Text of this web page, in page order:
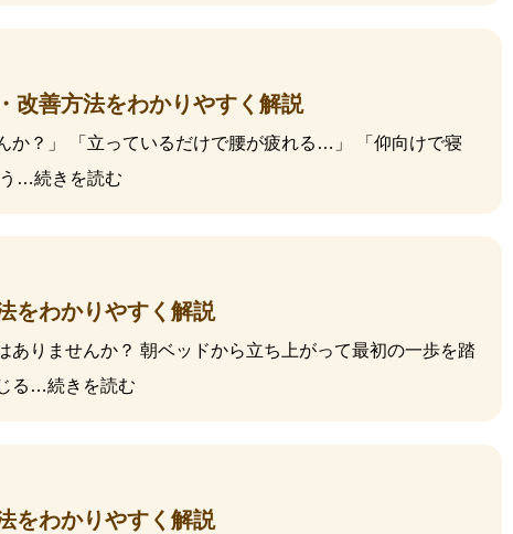
改善方法をわかりやすく解説
か？」 「立っているだけで腰が疲れる…」 「仰向けで寝
…続きを読む
をわかりやすく解説
ありませんか？ 朝ベッドから立ち上がって最初の一歩を踏
る…続きを読む
をわかりやすく解説